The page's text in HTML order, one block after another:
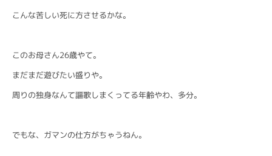
こんな苦しい死に方させるかな。
このお母さん26歳やて。
まだまだ遊びたい盛りや。
周りの独身なんて謳歌しまくってる年齢やわ、多分。
でもな、ガマンの仕方がちゃうねん。